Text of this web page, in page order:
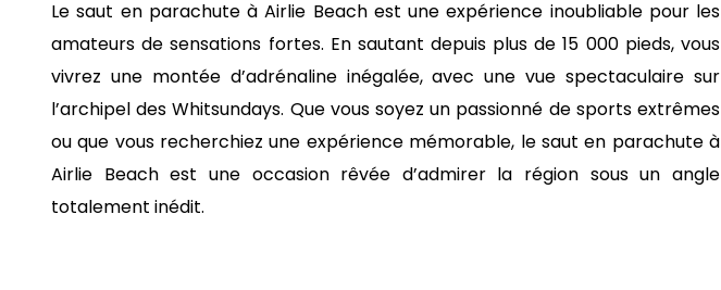
Le saut en parachute à Airlie Beach est une expérience inoubliable pour les
amateurs de sensations fortes. En sautant depuis plus de 15 000 pieds, vous
vivrez une montée d’adrénaline inégalée, avec une vue spectaculaire sur
l’archipel des Whitsundays. Que vous soyez un passionné de sports extrêmes
ou que vous recherchiez une expérience mémorable, le saut en parachute à
Airlie Beach est une occasion rêvée d’admirer la région sous un angle
totalement inédit.